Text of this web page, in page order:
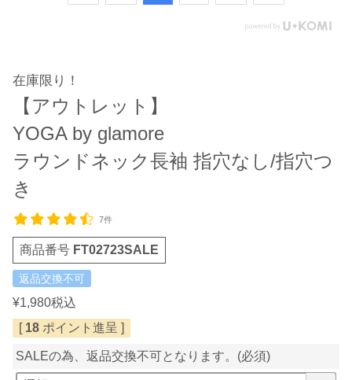
在庫限り！
【アウトレット】
YOGA by glamore
ラウンドネック長袖 指穴なし/指穴つ
き
7件
商品番号 FT02723SALE
返品交換不可
¥1,980税込
[ 18 ポイント進呈 ]
SALEの為、返品交換不可となります。 (必須)